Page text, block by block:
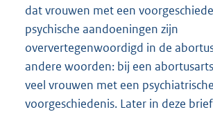
dat vrouwen met een
psychische aandoeningen zijn
oververtegenwoordigd in de
andere woorden: bij een
veel vrouwen met een psychiatrische
voorgeschiedenis. Later in deze